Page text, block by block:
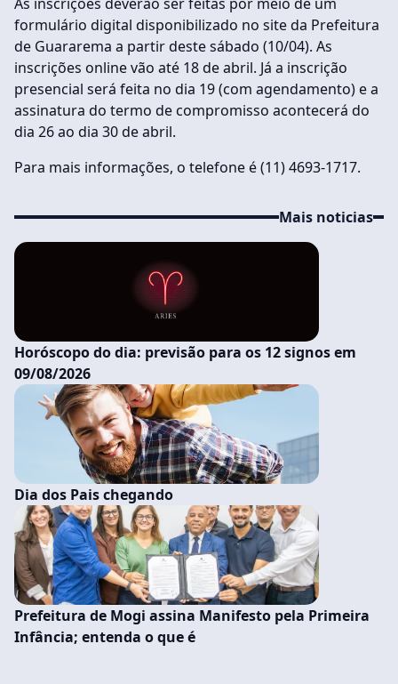
formulário digital disponibilizado no site da Prefeitura
de Guararema a partir deste sábado (10/04). As
inscrições online vão até 18 de abril. Já a inscrição
presencial será feita no dia 19 (com agendamento) e a
assinatura do termo de compromisso acontecerá do
dia 26 ao dia 30 de abril.
Para mais informações, o telefone é (11) 4693-1717.
Mais noticias
Horóscopo do dia: previsão para os 12 signos em
09/08/2026
Dia dos Pais chegando
Prefeitura de Mogi assina Manifesto pela Primeira
Infância; entenda o que é